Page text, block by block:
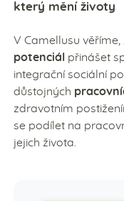
který mění životy
V Camellusu věříme,
potenciál
přinášet
integrační sociální
důstojných
zdravotním
se podílet na
jejich života.